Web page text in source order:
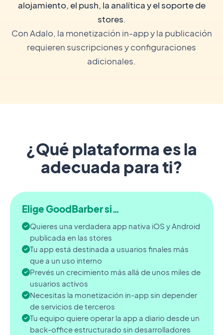
alojamiento, el push, la analítica y el soporte de
stores.
Con Adalo, la monetización in-app y la publicación
requieren suscripciones y configuraciones
adicionales.
¿Qué plataforma es la
adecuada para ti?
Elige GoodBarber si…
Quieres una verdadera app nativa iOS y Android
publicada en las stores
Tu app está destinada a usuarios finales más
que a un uso interno
Prevés un crecimiento más allá de unos miles de
usuarios activos
Necesitas la monetización in-app sin depender
de servicios de terceros
Tu equipo quiere operar la app a diario desde un
back-office estructurado sin desarrolladores